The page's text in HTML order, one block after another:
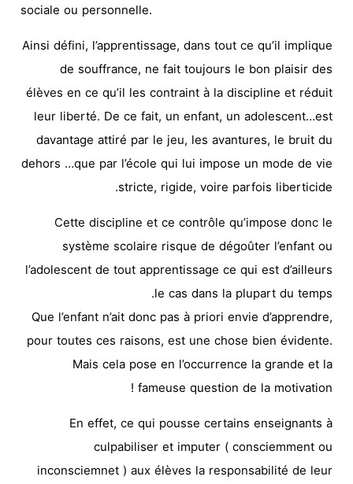
sociale ou personnelle.
Ainsi défini, l’apprentissage, dans tout ce qu’il implique
de souffrance, ne fait toujours le bon plaisir des
élèves en ce qu’il les contraint à la discipline et réduit
leur liberté. De ce fait, un enfant, un adolescent…est
davantage attiré par le jeu, les avantures, le bruit du
dehors …que par l’école qui lui impose un mode de vie
stricte, rigide, voire parfois liberticide.
Cette discipline et ce contrôle qu’impose donc le
système scolaire risque de dégoûter l’enfant ou
l’adolescent de tout apprentissage ce qui est d’ailleurs
le cas dans la plupart du temps.
Que l’enfant n’ait donc pas à priori envie d’apprendre,
pour toutes ces raisons, est une chose bien évidente.
Mais cela pose en l’occurrence la grande et la
fameuse question de la motivation !
En effet, ce qui pousse certains enseignants à
culpabiliser et imputer ( consciemment ou
inconsciemnet ) aux élèves la responsabilité de leur